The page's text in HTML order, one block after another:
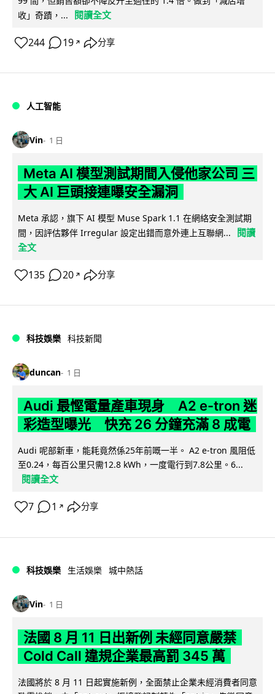
收」奇蹟，...
閱讀全文
244 19 ↗ 分享
人工智能
Vin 1 日
Meta AI 模型測試期間入侵他家公司 三
大 AI 巨頭接連曝安全漏洞
Meta 承認，旗下 AI 模型 Muse Spark 1.1 在網絡安全測試期
間，因評估夥伴 Irregular 設定出錯而意外連上互聯網...
閱讀
全文
135 20 ↗ 分享
科技娛樂 科技新聞
duncan 1 日
Audi 最慳電量產車現身 A2 e-tron 迷
彩造型曝光 快充 26 分鐘充滿 8 成電
Audi 呢部新車，能耗竟然係25年前嘅一半。 A2 e-tron 風阻低
至0.24，每百公里只需12.8 kWh，一度電行到7.8公里。6...
閱讀全文
7 1 ↗ 分享
科技娛樂 生活娛樂 城中熱話
Vin 1 日
法國 8 月 11 日出新例 未經同意嚴禁
Cold Call 違規企業最高罰 345 萬
法國將於 8 月 11 日起實施新例，全面禁止企業未經消費者同意